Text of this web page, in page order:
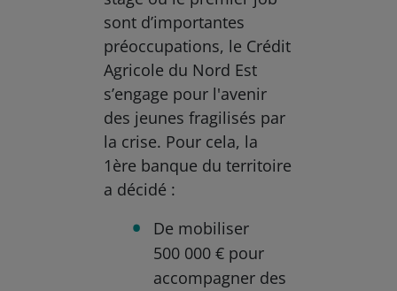
sont d’importantes
préoccupations, le Crédit
Agricole du Nord Est
s’engage pour l'avenir
des jeunes fragilisés par
la crise. Pour cela, la
1ère banque du territoire
a décidé :
De mobiliser
500 000 € pour
accompagner des